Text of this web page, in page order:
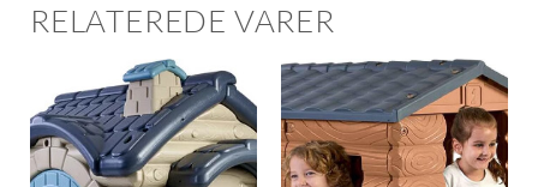
RELATEREDE VARER